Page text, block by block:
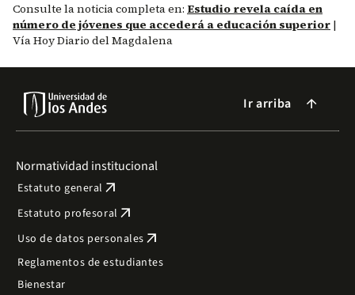
Consulte la noticia completa en: Estudio revela caída en
número de jóvenes que accederá a educación superior |
Vía Hoy Diario del Magdalena
Ir arriba arrow_forward
Normatividad institucional
Estatuto general arrow_outward
Estatuto profesoral arrow_outward
Uso de datos personales arrow_outward
Reglamentos de estudiantes
Bienestar